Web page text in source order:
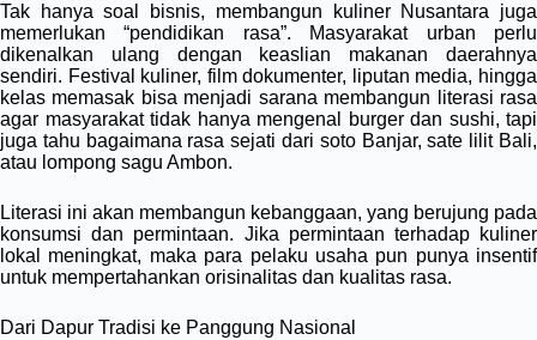
Tak hanya soal bisnis, membangun kuliner Nusantara juga
memerlukan “pendidikan rasa”. Masyarakat urban perlu
dikenalkan ulang dengan keaslian makanan daerahnya
sendiri. Festival kuliner, film dokumenter, liputan media, hingga
kelas memasak bisa menjadi sarana membangun literasi rasa
agar masyarakat tidak hanya mengenal burger dan sushi, tapi
juga tahu bagaimana rasa sejati dari soto Banjar, sate lilit Bali,
atau lompong sagu Ambon.
Literasi ini akan membangun kebanggaan, yang berujung pada
konsumsi dan permintaan. Jika permintaan terhadap kuliner
lokal meningkat, maka para pelaku usaha pun punya insentif
untuk mempertahankan orisinalitas dan kualitas rasa.
Dari Dapur Tradisi ke Panggung Nasional